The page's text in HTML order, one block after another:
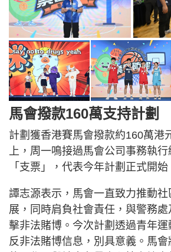
馬會撥款160萬支持計劃
計劃獲香港賽馬會撥款約160萬港
上，周一鳴接過馬會公司事務執
「支票」，代表今年計劃正式開始
譚志源表示，馬會一直致力推動
展，同時肩負社會責任，與警務
擊非法賭博。今次計劃透過青年
反非法賭博信息，別具意義。馬